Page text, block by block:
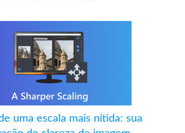
uma escala mais nítida: sua